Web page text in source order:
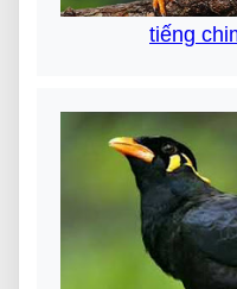
tiếng